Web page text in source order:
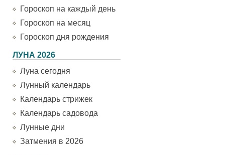
Гороскоп на каждый день
Гороскоп на месяц
Гороскоп дня рождения
ЛУНА 2026
Луна сегодня
Лунный календарь
Календарь стрижек
Календарь садовода
Лунные дни
Затмения в 2026